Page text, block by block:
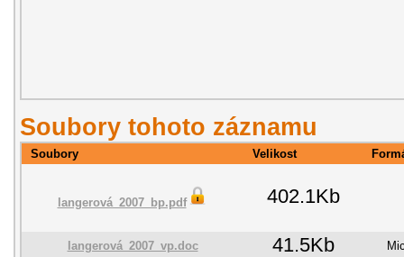
Soubory tohoto záznamu
Soubory Velikost
langerová_2007_bp.pdf 402.1Kb
langerová_2007_vp.doc 41.5Kb